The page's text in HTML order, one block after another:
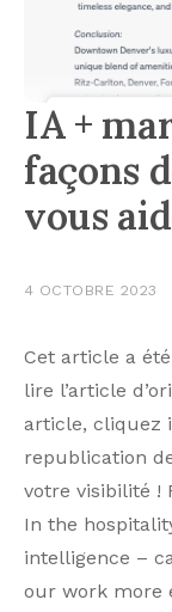
IA +
façons
vous
4 OCTOBRE 2023
Cet article a
lire l’article
article, cliquez
republication
votre visibilité !
In the
intelligence –
our work more